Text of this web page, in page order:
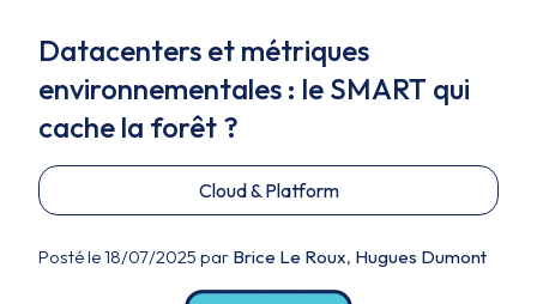
Datacenters et métriques
environnementales : le SMART qui
cache la forêt ?
Cloud & Platform
Posté le 18/07/2025 par Brice Le Roux, Hugues Dumont